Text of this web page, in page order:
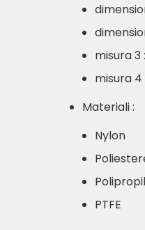
misura 3
misura 4
Materiali :
Nylon
PTFE